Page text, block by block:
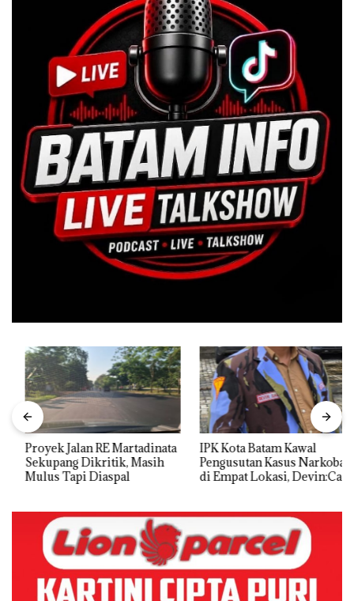
Proyek Jalan RE Martadinata
Sekupang Dikritik, Masih
Mulus Tapi Diaspal
IPK Kota Batam Kawal
Pengusutan Kasus Narkoba
di Empat Lokasi, Devin:Cari